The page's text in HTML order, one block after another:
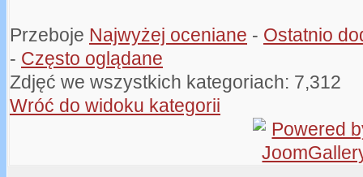
Przeboje Najwyżej oceniane - Ostatnio
- Często oglądane
Zdjęć we wszystkich kategoriach: 7,312
Wróć do widoku kategorii